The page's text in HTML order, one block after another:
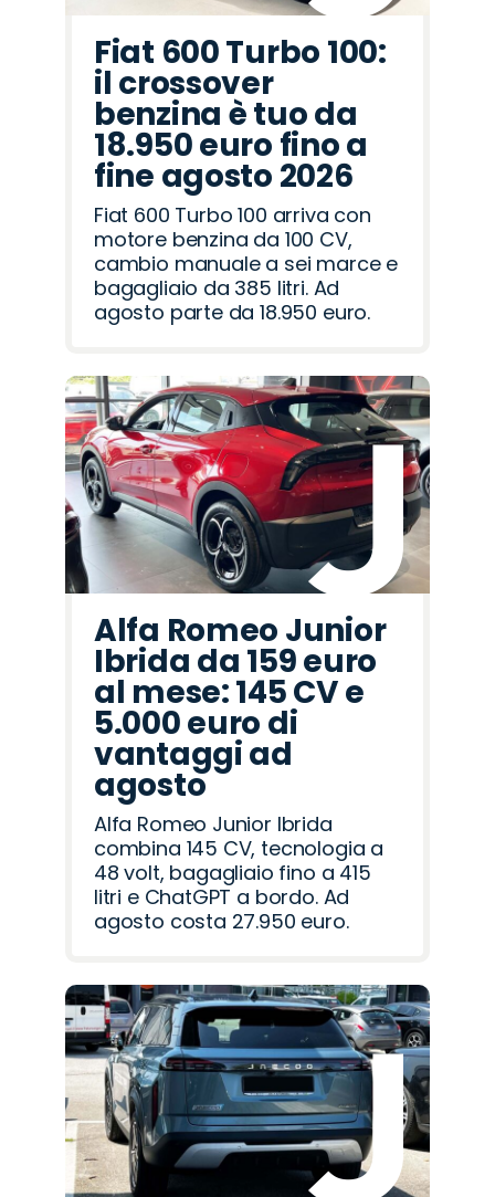
Fiat 600 Turbo 100:
il crossover
benzina è tuo da
18.950 euro fino a
fine agosto 2026
Fiat 600 Turbo 100 arriva con
motore benzina da 100 CV,
cambio manuale a sei marce e
bagagliaio da 385 litri. Ad
agosto parte da 18.950 euro.
Alfa Romeo Junior
Ibrida da 159 euro
al mese: 145 CV e
5.000 euro di
vantaggi ad
agosto
Alfa Romeo Junior Ibrida
combina 145 CV, tecnologia a
48 volt, bagagliaio fino a 415
litri e ChatGPT a bordo. Ad
agosto costa 27.950 euro.